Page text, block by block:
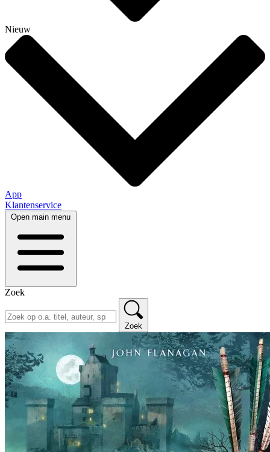
Nieuw
App
Klantenservice
Open main menu
Zoek
Zoek